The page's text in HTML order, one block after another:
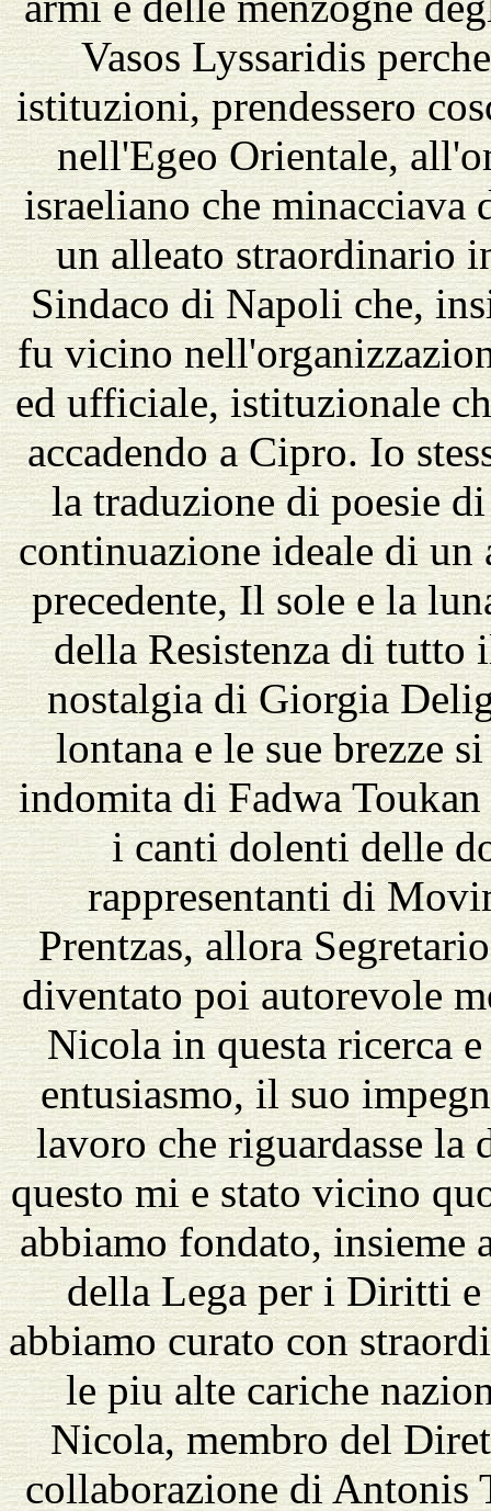
Vasos Lyssaridis
istituzioni, prendessero
nell'Egeo Orientale,
israeliano che
un alleato straordinario
Sindaco di Napoli che,
fu vicino
ed ufficiale, istituzionale
accadendo a Cipro. Io
la traduzione di poesie
continuazione ideale di
precedente, Il sole e la
della Resistenza di
nostalgia di Giorgia
lontana e le sue brezze
indomita di Fadwa Toukan
i canti dolenti delle
rappresentanti di
Prentzas, allora
diventato poi autorevole
Nicola in questa ricerca
entusiasmo, il suo
lavoro che riguardasse la
questo mi e stato vicino
abbiamo fondato, insieme
della Lega per i Diritti
abbiamo curato con
le piu alte cariche
Nicola, membro del
collaborazione di Antonis